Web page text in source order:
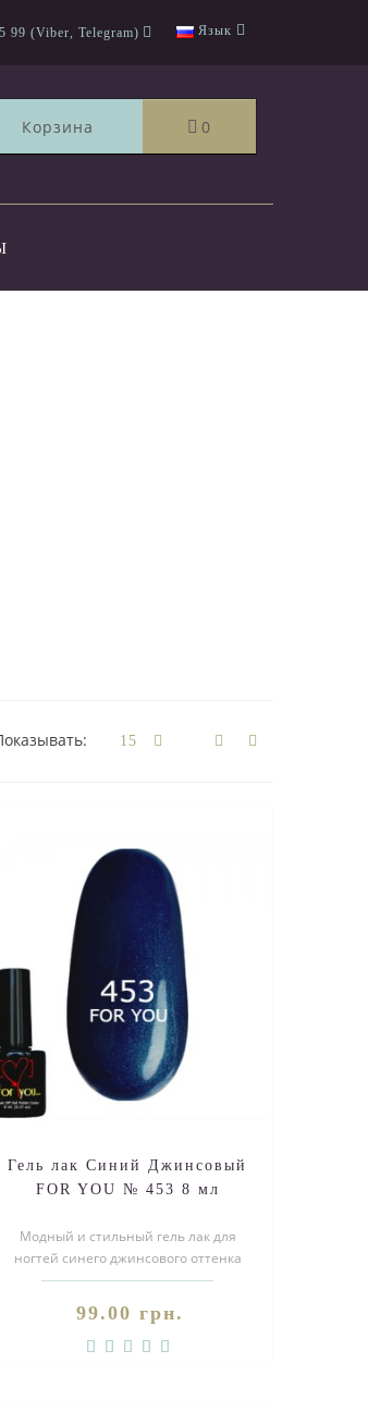
99 (Viber, Telegram) Язык
Корзина 0
Гель лак Синий Джинсовый
FOR YOU № 453 8 мл
Модный и стильный гель лак для
ногтей синего джинсового оттенка
шиммер, микроблеск, мерцание, п..
99.00 грн.